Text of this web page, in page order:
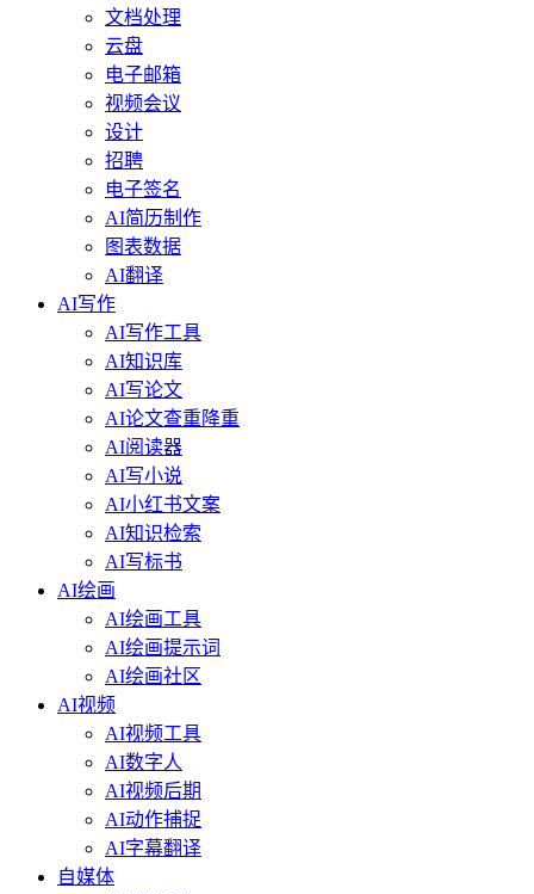
文档处理
云盘
电子邮箱
视频会议
设计
招聘
电子签名
AI简历制作
图表数据
AI翻译
AI写作
AI写作工具
AI知识库
AI写论文
AI论文查重降重
AI阅读器
AI写小说
AI小红书文案
AI知识检索
AI写标书
AI绘画
AI绘画工具
AI绘画提示词
AI绘画社区
AI视频
AI视频工具
AI数字人
AI视频后期
AI动作捕捉
AI字幕翻译
自媒体